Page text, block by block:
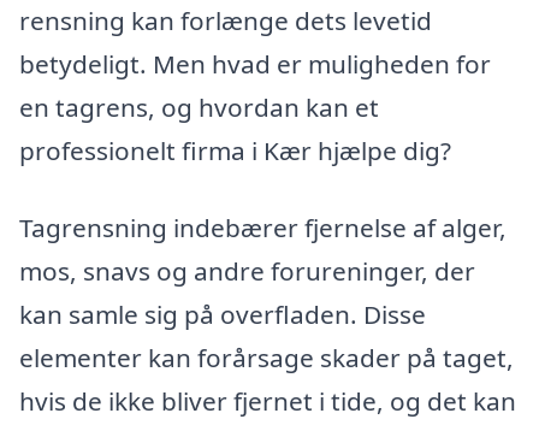
rensning kan forlænge dets levetid
betydeligt. Men hvad er muligheden for
en tagrens, og hvordan kan et
professionelt firma i Kær hjælpe dig?
Tagrensning indebærer fjernelse af alger,
mos, snavs og andre forureninger, der
kan samle sig på overfladen. Disse
elementer kan forårsage skader på taget,
hvis de ikke bliver fjernet i tide, og det kan